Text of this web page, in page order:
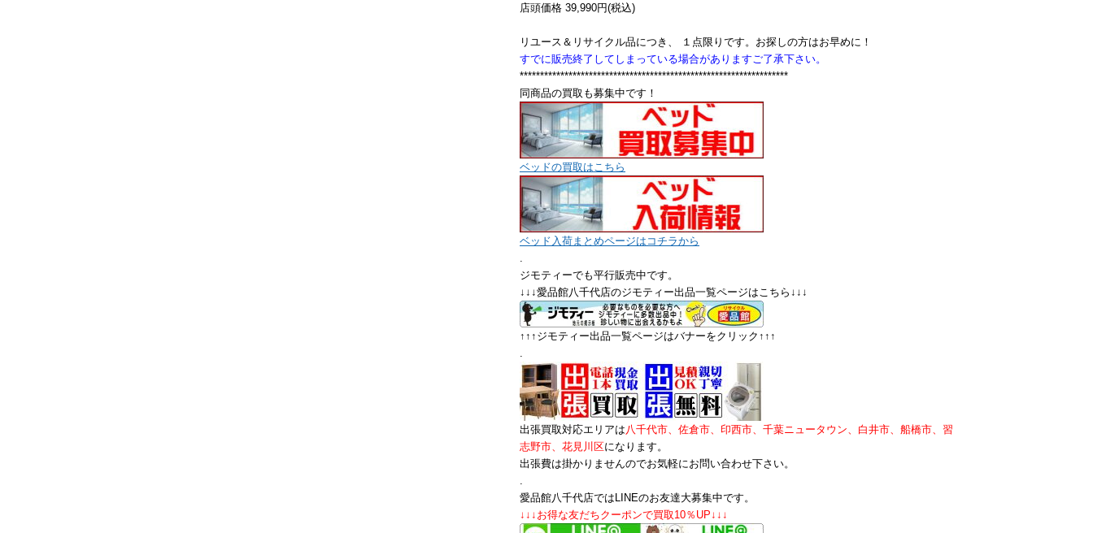
店頭価格 39,990円(税込)
リユース＆リサイクル品につき、 １点限りです。お探しの方はお早めに！
すでに販売終了してしまっている場合がありますご了承下さい。
******************************************************************
同商品の買取も募集中です！
ベッドの買取はこちら
ベッド入荷まとめページはコチラから
.
ジモティーでも平行販売中です。
↓↓↓愛品館八千代店のジモティー出品一覧ページはこちら↓↓↓
↑↑↑ジモティー出品一覧ページはバナーをクリック↑↑↑
.
出張買取対応エリアは八千代市、佐倉市、印西市、千葉ニュータウン、白井市、船橋市、習
志野市、花見川区になります。
出張費は掛かりませんのでお気軽にお問い合わせ下さい。
.
愛品館八千代店ではLINEのお友達大募集中です。
↓↓↓お得な友だちクーポンで買取10％UP↓↓↓